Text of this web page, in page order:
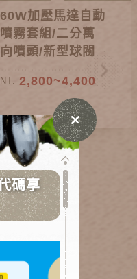
60W加壓馬達自動
噴霧套組/二分萬
向噴頭/新型球閥
NT. 2,800~4,400